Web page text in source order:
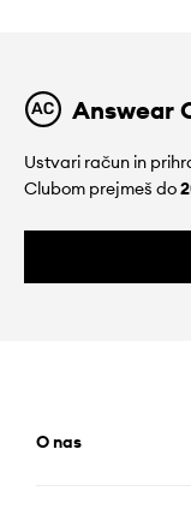
Answear
Ustvari račun in
Clubom prejmeš do
O nas